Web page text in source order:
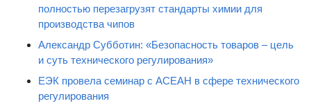
полностью перезагрузят стандарты химии для
производства чипов
Александр Субботин: «Безопасность товаров – цель
и суть технического регулирования»
ЕЭК провела семинар с АСЕАН в сфере технического
регулирования